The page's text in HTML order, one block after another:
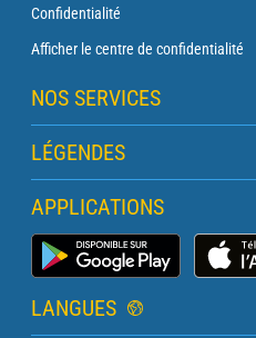
Confidentialité
Afficher le centre de confidentialité
NOS SERVICES
Abonnement Zen
Abonnement Balise
Abonnement Traversée
Abonnement Phare
LÉGENDES
Légende des cartes
Légende des pictogrammes
Glossaire
APPLICATIONS
Application Météo Marine
LANGUES